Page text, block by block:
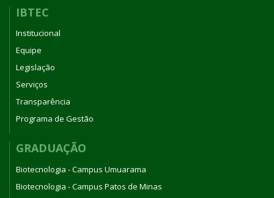
IBTEC
Institucional
Equipe
Legislação
Serviços
Transparência
Programa de Gestão
GRADUAÇÃO
Biotecnologia - Campus Umuarama
Biotecnologia - Campus Patos de Minas